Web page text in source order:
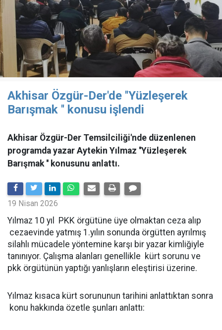
Akhisar Özgür-Der'de ''Yüzleşerek
Barışmak '' konusu işlendi
Akhisar Özgür-Der Temsilciliği'nde düzenlenen
programda yazar Aytekin Yılmaz ''Yüzleşerek
Barışmak '' konusunu anlattı.
19 Nisan 2026
Yılmaz 10 yıl PKK örgütüne üye olmaktan ceza alıp
cezaevinde yatmış 1.yılın sonunda örgütten ayrılmış
silahlı mücadele yöntemine karşı bir yazar kimliğiyle
tanınıyor. Çalışma alanları genellikle kürt sorunu ve
pkk örgütünün yaptığı yanlışların eleştirisi üzerine.
Yılmaz kısaca kürt sorununun tarihini anlattıktan sonra
konu hakkında özetle şunları anlattı: